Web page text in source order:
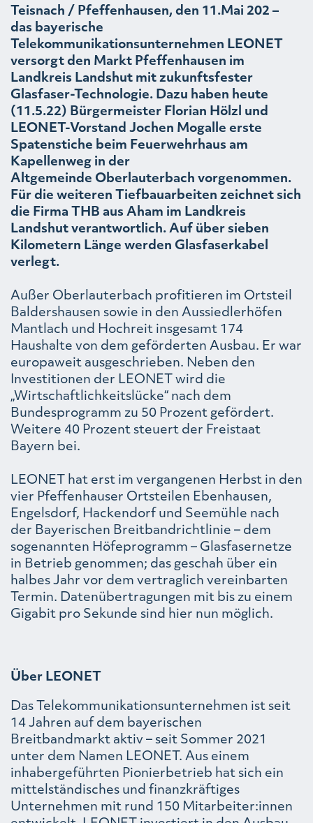
Teisnach / Pfeffenhausen, den 11.Mai 202 –
das bayerische
Telekommunikationsunternehmen LEONET
versorgt den Markt Pfeffenhausen im
Landkreis Landshut mit zukunftsfester
Glasfaser-Technologie. Dazu haben heute
(11.5.22) Bürgermeister Florian Hölzl und
LEONET-Vorstand Jochen Mogalle erste
Spatenstiche beim Feuerwehrhaus am
Kapellenweg in der
Altgemeinde Oberlauterbach vorgenommen.
Für die weiteren Tiefbauarbeiten zeichnet sich
die Firma THB aus Aham im Landkreis
Landshut verantwortlich. Auf über sieben
Kilometern Länge werden Glasfaserkabel
verlegt.
Außer Oberlauterbach profitieren im Ortsteil
Baldershausen sowie in den Aussiedlerhöfen
Mantlach und Hochreit insgesamt 174
Haushalte von dem geförderten Ausbau. Er war
europaweit ausgeschrieben. Neben den
Investitionen der LEONET wird die
„Wirtschaftlichkeitslücke“ nach dem
Bundesprogramm zu 50 Prozent gefördert.
Weitere 40 Prozent steuert der Freistaat
Bayern bei.
LEONET hat erst im vergangenen Herbst in den
vier Pfeffenhauser Ortsteilen Ebenhausen,
Engelsdorf, Hackendorf und Seemühle nach
der Bayerischen Breitbandrichtlinie – dem
sogenannten Höfeprogramm – Glasfasernetze
in Betrieb genommen; das geschah über ein
halbes Jahr vor dem vertraglich vereinbarten
Termin. Datenübertragungen mit bis zu einem
Gigabit pro Sekunde sind hier nun möglich.
Über LEONET
Das Telekommunikationsunternehmen ist seit
14 Jahren auf dem bayerischen
Breitbandmarkt aktiv – seit Sommer 2021
unter dem Namen LEONET. Aus einem
inhabergeführten Pionierbetrieb hat sich ein
mittelständisches und finanzkräftiges
Unternehmen mit rund 150 Mitarbeiter:innen